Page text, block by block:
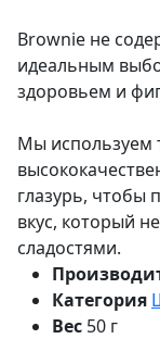
Brownie не
идеальным
здоровьем и
Мы используем
глазурь, чтобы
вкус, который
сладостями.
Категория
Вес 50 г